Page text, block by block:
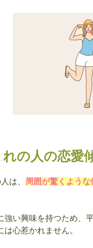
の人の恋愛
は、 周囲が驚くよう
強い興味を持つため、
は心惹かれません。